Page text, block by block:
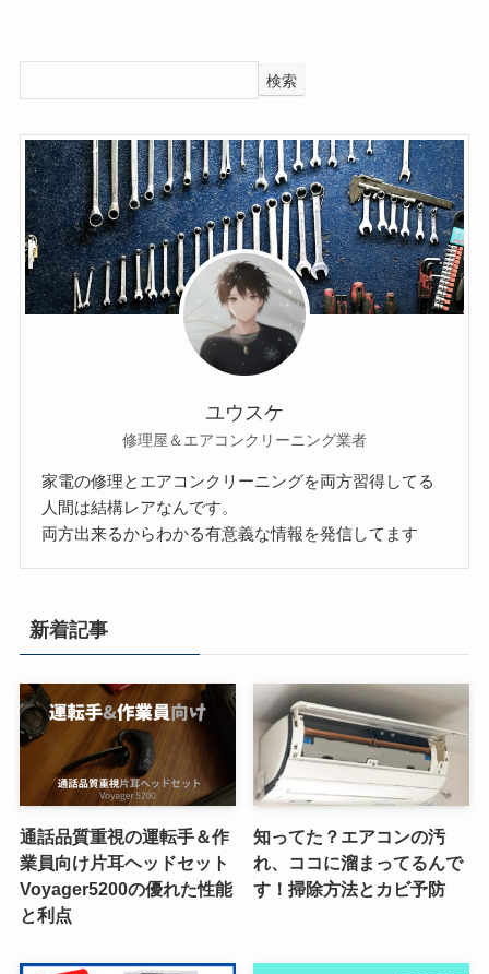
検索
ユウスケ
修理屋＆エアコンクリーニング業者
家電の修理とエアコンクリーニングを両方習得してる
人間は結構レアなんです。
両方出来るからわかる有意義な情報を発信してます
新着記事
通話品質重視の運転手＆作
業員向け片耳ヘッドセット
Voyager5200の優れた性能
と利点
知ってた？エアコンの汚
れ、ココに溜まってるんで
す！掃除方法とカビ予防